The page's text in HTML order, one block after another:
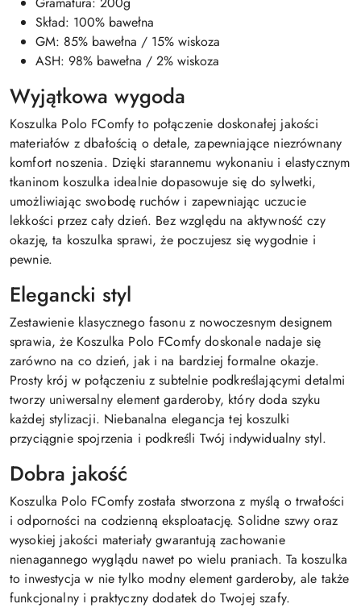
Skład: 100% bawełna
GM: 85% bawełna / 15% wiskoza
ASH: 98% bawełna / 2% wiskoza
Wyjątkowa wygoda
Koszulka Polo FComfy to połączenie doskonałej jakości
materiałów z dbałością o detale, zapewniające niezrównany
komfort noszenia. Dzięki starannemu wykonaniu i elastycznym
tkaninom koszulka idealnie dopasowuje się do sylwetki,
umożliwiając swobodę ruchów i zapewniając uczucie
lekkości przez cały dzień. Bez względu na aktywność czy
okazję, ta koszulka sprawi, że poczujesz się wygodnie i
pewnie.
Elegancki styl
Zestawienie klasycznego fasonu z nowoczesnym designem
sprawia, że Koszulka Polo FComfy doskonale nadaje się
zarówno na co dzień, jak i na bardziej formalne okazje.
Prosty krój w połączeniu z subtelnie podkreślającymi detalmi
tworzy uniwersalny element garderoby, który doda szyku
każdej stylizacji. Niebanalna elegancja tej koszulki
przyciągnie spojrzenia i podkreśli Twój indywidualny styl.
Dobra jakość
Koszulka Polo FComfy została stworzona z myślą o trwałości
i odporności na codzienną eksploatację. Solidne szwy oraz
wysokiej jakości materiały gwarantują zachowanie
nienagannego wyglądu nawet po wielu praniach. Ta koszulka
to inwestycja w nie tylko modny element garderoby, ale także
funkcjonalny i praktyczny dodatek do Twojej szafy.